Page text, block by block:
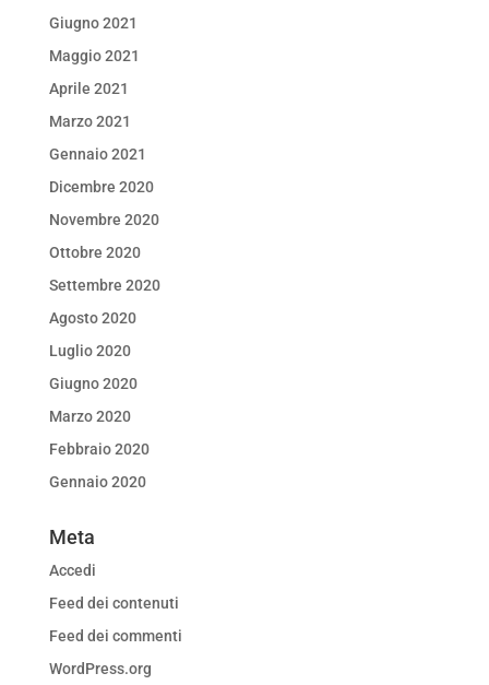
Giugno 2021
Maggio 2021
Aprile 2021
Marzo 2021
Gennaio 2021
Dicembre 2020
Novembre 2020
Ottobre 2020
Settembre 2020
Agosto 2020
Luglio 2020
Giugno 2020
Marzo 2020
Febbraio 2020
Gennaio 2020
Meta
Accedi
Feed dei contenuti
Feed dei commenti
WordPress.org